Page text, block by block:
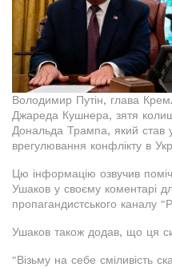
Володимир Путін, глава
Джареда Кушнера, зятя
Дональда Трампа, який став
врегулювання конфлікту в
Цю інформацію озвучив
Ушаков у своєму коментарі
пропагандистського каналу
Ушаков також додав, що ця
"Візьму на себе сміливість